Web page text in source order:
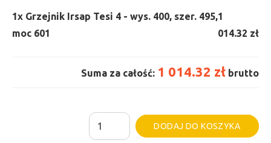
1x Grzejnik Irsap Tesi 4 - wys. 400, szer. 495,
moc 601
1
014.32 zł
Suma za całość: 1 014.32 zł brutto
ilość
Grzejnik
DODAJ DO KOSZYKA